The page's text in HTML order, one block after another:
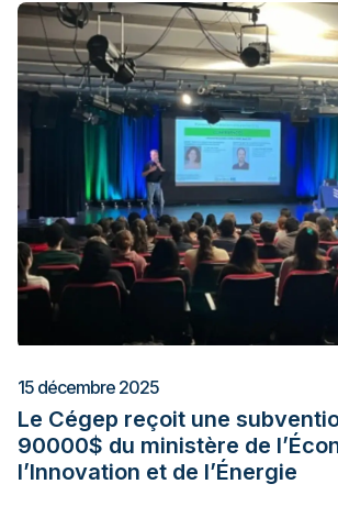
15 décembre 2025
Le Cégep reçoit une
90000$ du ministère de
l’Innovation et de l’Énergie